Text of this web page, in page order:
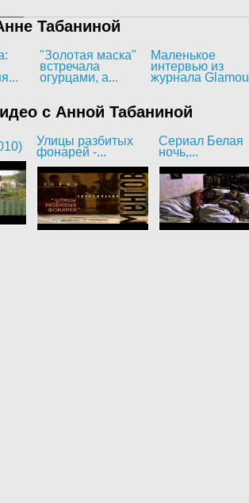
Табаниной
"Золотая маска"
встречала
огурцами, а...
Маленькое
интервью из
журнала
с Анной Табаниной
Улицы разбитых
фонарей -...
Сериал Белая
ночь,...